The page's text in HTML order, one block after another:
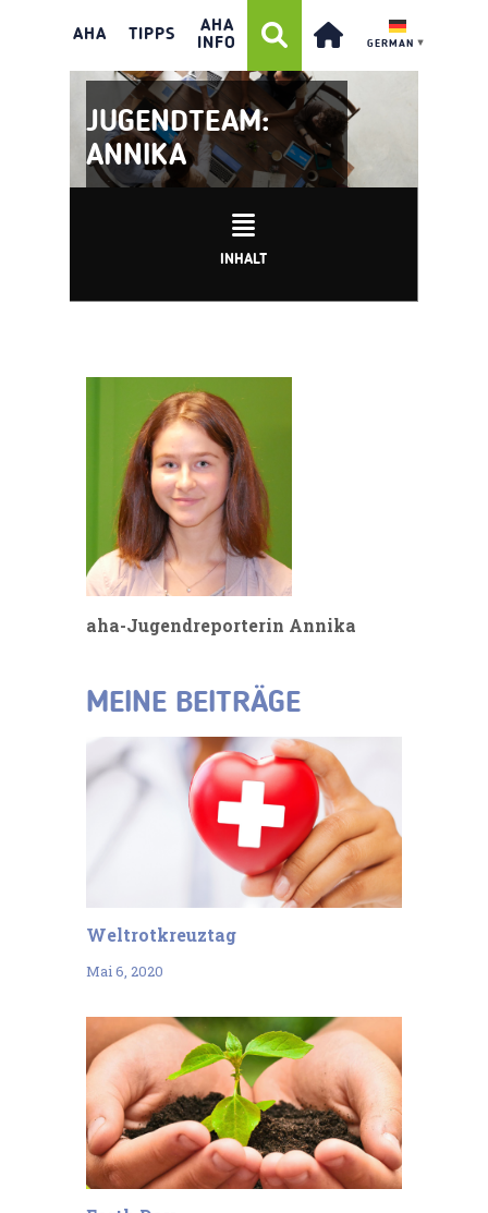
AHA TIPPS
AHA
INFO
GERMAN ▼
JUGENDTEAM:
ANNIKA
INHALT
aha-Jugendreporterin Annika
MEINE BEITRÄGE
Weltrotkreuztag
Mai 6, 2020